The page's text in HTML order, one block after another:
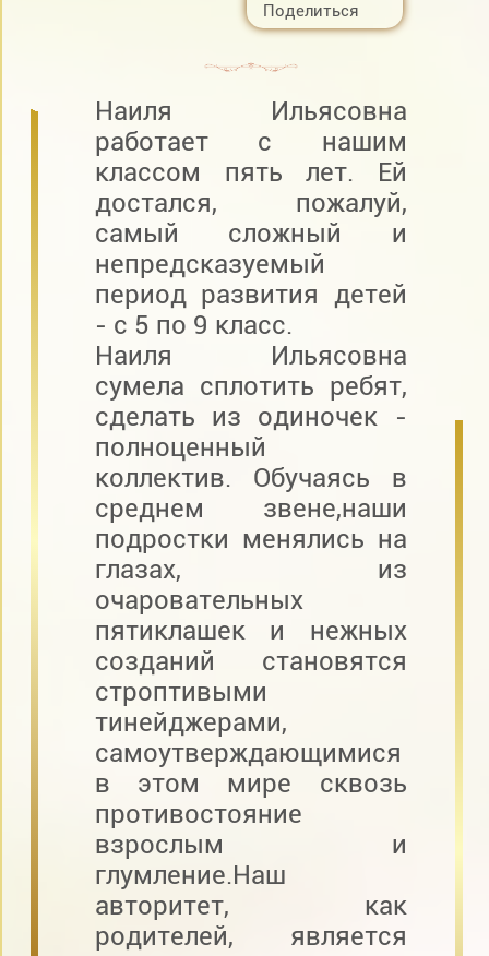
Поделиться
Наиля Ильясовна
работает с нашим
классом пять лет. Ей
достался, пожалуй,
самый сложный и
непредсказуемый
период развития детей
- с 5 по 9 класс.
Наиля Ильясовна
сумела сплотить ребят,
сделать из одиночек -
полноценный
коллектив. Обучаясь в
среднем звене,наши
подростки менялись на
глазах, из
очаровательных
пятиклашек и нежных
созданий становятся
строптивыми
тинейджерами,
самоутверждающимися
в этом мире сквозь
противостояние
взрослым и
глумление.Наш
авторитет, как
родителей, является